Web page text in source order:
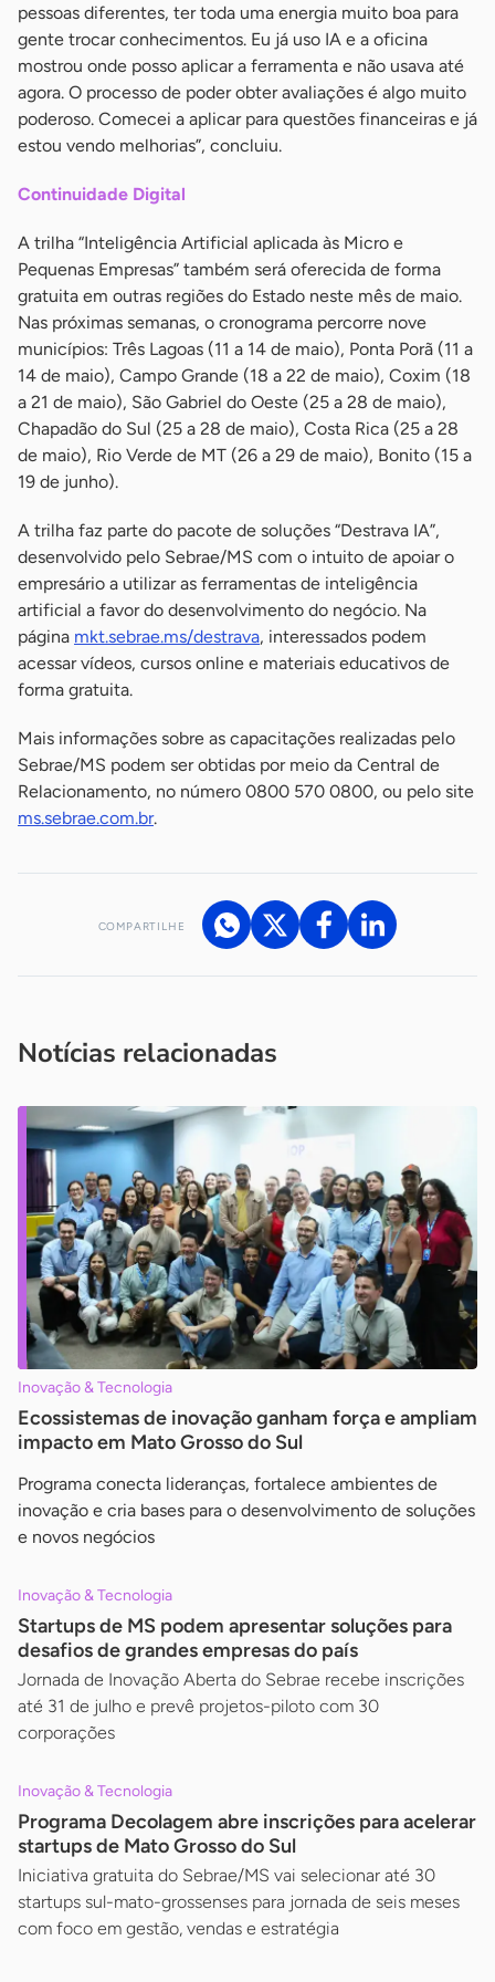
pessoas diferentes, ter toda uma energia muito boa para
gente trocar conhecimentos. Eu já uso IA e a oficina
mostrou onde posso aplicar a ferramenta e não usava até
agora. O processo de poder obter avaliações é algo muito
poderoso. Comecei a aplicar para questões financeiras e já
estou vendo melhorias”, concluiu.
Continuidade Digital
A trilha “Inteligência Artificial aplicada às Micro e
Pequenas Empresas” também será oferecida de forma
gratuita em outras regiões do Estado neste mês de maio.
Nas próximas semanas, o cronograma percorre nove
municípios: Três Lagoas (11 a 14 de maio), Ponta Porã (11 a
14 de maio), Campo Grande (18 a 22 de maio), Coxim (18
a 21 de maio), São Gabriel do Oeste (25 a 28 de maio),
Chapadão do Sul (25 a 28 de maio), Costa Rica (25 a 28
de maio), Rio Verde de MT (26 a 29 de maio), Bonito (15 a
19 de junho).
A trilha faz parte do pacote de soluções “Destrava IA”,
desenvolvido pelo Sebrae/MS com o intuito de apoiar o
empresário a utilizar as ferramentas de inteligência
artificial a favor do desenvolvimento do negócio. Na
página mkt.sebrae.ms/destrava, interessados podem
acessar vídeos, cursos online e materiais educativos de
forma gratuita.
Mais informações sobre as capacitações realizadas pelo
Sebrae/MS podem ser obtidas por meio da Central de
Relacionamento, no número 0800 570 0800, ou pelo site
ms.sebrae.com.br.
COMPARTILHE
Notícias relacionadas
Inovação & Tecnologia
Ecossistemas de inovação ganham força e ampliam
impacto em Mato Grosso do Sul
Programa conecta lideranças, fortalece ambientes de
inovação e cria bases para o desenvolvimento de soluções
e novos negócios
Inovação & Tecnologia
Startups de MS podem apresentar soluções para
desafios de grandes empresas do país
Jornada de Inovação Aberta do Sebrae recebe inscrições
até 31 de julho e prevê projetos-piloto com 30
corporações
Inovação & Tecnologia
Programa Decolagem abre inscrições para acelerar
startups de Mato Grosso do Sul
Iniciativa gratuita do Sebrae/MS vai selecionar até 30
startups sul-mato-grossenses para jornada de seis meses
com foco em gestão, vendas e estratégia